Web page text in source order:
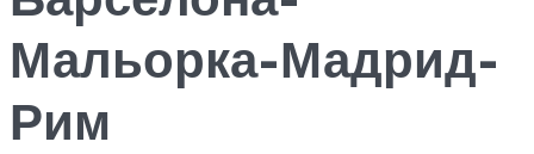
Мальорка-Мадрид-
Рим